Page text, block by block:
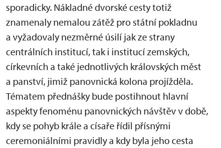
sporadicky. Nákladné dvorské cesty totiž
znamenaly nemalou zátěž pro státní pokladnu
a vyžadovaly nezměrné úsilí jak ze strany
centrálních institucí, tak i institucí zemských,
církevních a také jednotlivých královských měst
a panství, jimiž panovnická kolona projížděla.
Tématem přednášky bude postihnout hlavní
aspekty fenoménu panovnických návštěv v době,
kdy se pohyb krále a císaře řídil přísnými
ceremoniálními pravidly a kdy byla jeho cesta